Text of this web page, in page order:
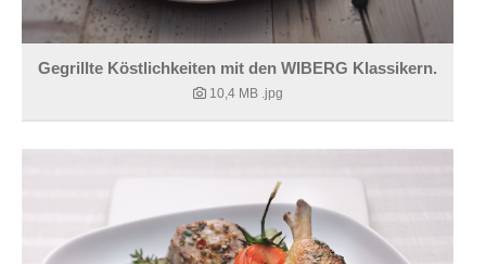
Gegrillte Köstlichkeiten mit den WIBERG Klassikern.
10,4 MB .jpg